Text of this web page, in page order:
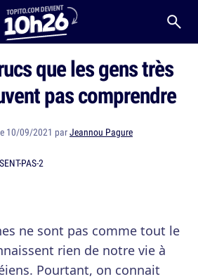
que les gens très
pas comprendre
10/09/2021 parJeannou Pagure
ne sont pas comme tout le
rien de notre vie à
Pourtant, on connait